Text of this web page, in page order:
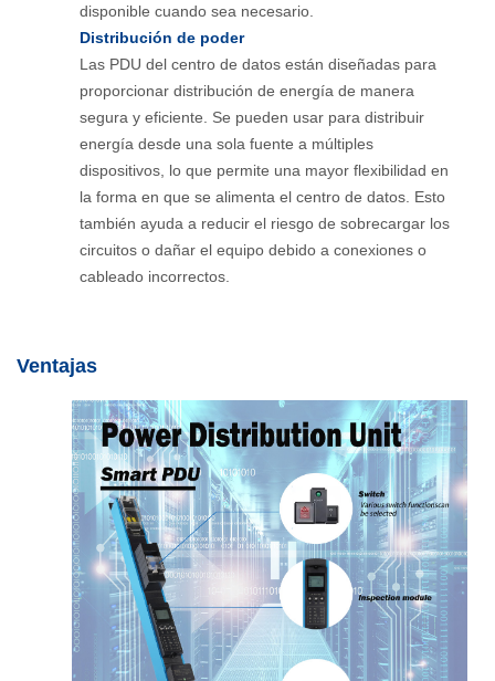
disponible cuando sea necesario.
Distribución de poder
Las PDU del centro de datos están diseñadas para
proporcionar distribución de energía de manera
segura y eficiente. Se pueden usar para distribuir
energía desde una sola fuente a múltiples
dispositivos, lo que permite una mayor flexibilidad en
la forma en que se alimenta el centro de datos. Esto
también ayuda a reducir el riesgo de sobrecargar los
circuitos o dañar el equipo debido a conexiones o
cableado incorrectos.
Ventajas